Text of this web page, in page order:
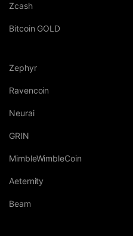
Zcash
Bitcoin GOLD
Zephyr
Ravencoin
Neurai
GRIN
MimbleWimbleCoin
Aeternity
Beam